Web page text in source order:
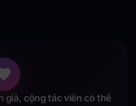
giả, cộng tác viên có thể